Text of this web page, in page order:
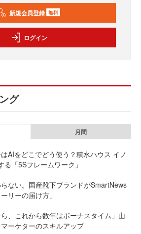
新規会員登録 無料
ログイン
グ
月間
AIをどこでどう使う？積水ハウス イノ
る「5Sフレームワーク」
ない。国産靴下ブランドがSmartNews
リーの届け方」
ら、これから数年はボーナスタイム」山
ーケターのスキルアップ